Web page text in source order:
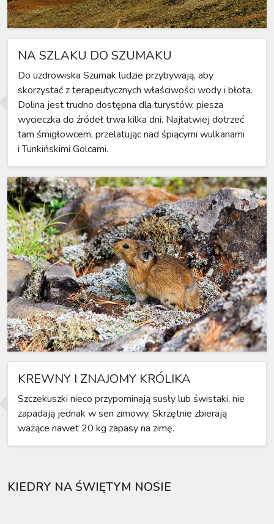
NA SZLAKU DO SZUMAKU
Do uzdrowiska Szumak ludzie przybywają, aby
skorzystać z terapeutycznych właściwości wody i błota.
Dolina jest trudno dostępna dla turystów, piesza
wycieczka do źródeł trwa kilka dni. Najłatwiej dotrzeć
tam śmigłowcem, przelatując nad śpiącymi wulkanami
i Tunkińskimi Golcami.
KREWNY I ZNAJOMY KRÓLIKA
Szczekuszki nieco przypominają susły lub świstaki, nie
zapadają jednak w sen zimowy. Skrzętnie zbierają
ważące nawet 20 kg zapasy na zimę.
KIEDRY NA ŚWIĘTYM NOSIE